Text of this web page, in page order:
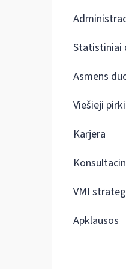
Statistiniai
Asmens
Viešieji
Karjera
VMI
Apklausos